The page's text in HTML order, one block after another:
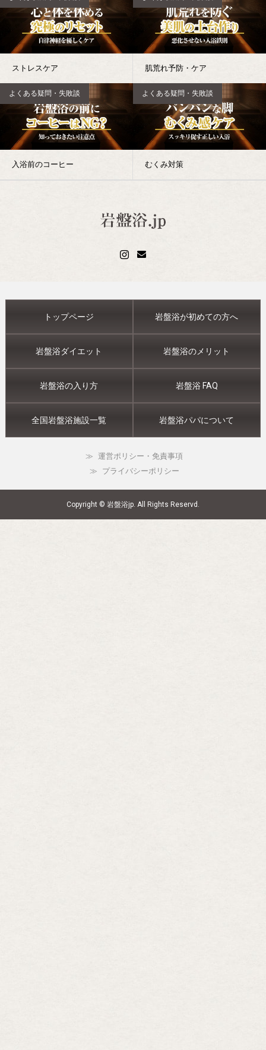
ストレスケア 肌荒れ予防・ケア
よくある疑問・失敗談
入浴前のコーヒー
よくある疑問・失敗談
むくみ対策
トップページ 岩盤浴が初めての方へ
岩盤浴ダイエット 岩盤浴のメリット
岩盤浴の入り方 岩盤浴 FAQ
全国岩盤浴施設一覧 岩盤浴パパについて
運営ポリシー・免責事項
プライバシーポリシー
Copyright © 岩盤浴jp. All Rights Reservd.